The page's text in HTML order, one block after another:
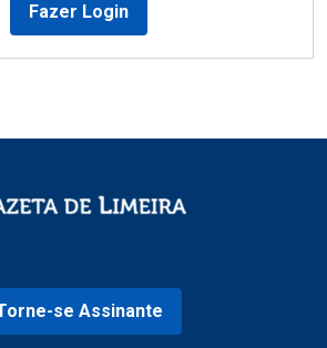
Fazer Login
se Assinante